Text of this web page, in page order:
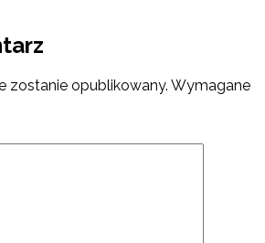
zostanie opublikowany. Wymagane